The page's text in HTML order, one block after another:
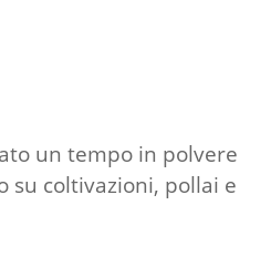
un tempo in polvere
su coltivazioni, pollai e